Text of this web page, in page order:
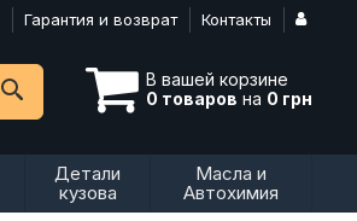
Гарантия и возврат Контакты
В вашей корзине
0 товаров на 0 грн
Детали
кузова
Масла и
Автохимия